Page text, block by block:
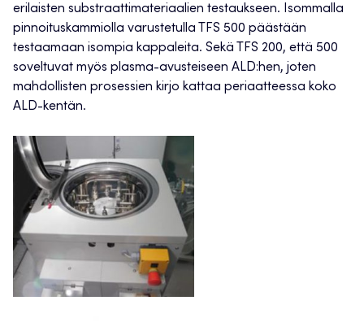
erilaisten substraattimateriaalien testaukseen. Isommalla
pinnoituskammiolla varustetulla TFS 500 päästään
testaamaan isompia kappaleita. Sekä TFS 200, että 500
soveltuvat myös plasma-avusteiseen ALD:hen, joten
mahdollisten prosessien kirjo kattaa periaatteessa koko
ALD-kentän.